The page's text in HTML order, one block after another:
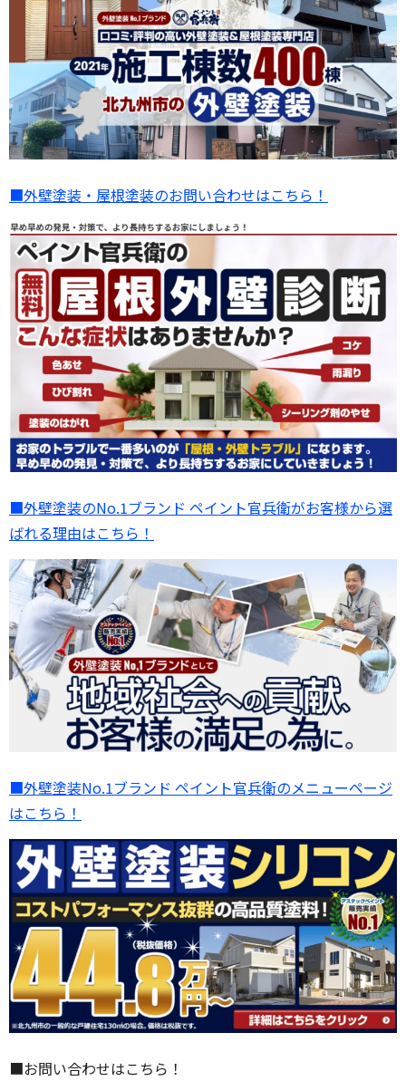
■外壁塗装・屋根塗装のお問い合わせはこちら！
■外壁塗装のNo.1ブランド ペイント官兵衛がお客様から選
ばれる理由はこちら！
■外壁塗装No.1ブランド ペイント官兵衛のメニューページ
はこちら！
■お問い合わせはこちら！